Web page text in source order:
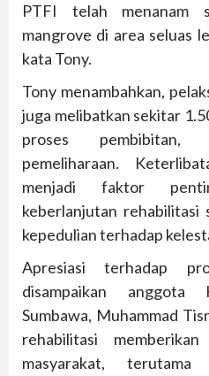
PTFI telah
mangrove di area seluas
kata Tony.
Tony menambahkan,
juga melibatkan sekitar
proses pembibitan,
pemeliharaan.
menjadi faktor
keberlanjutan rehabilitasi
kepedulian terhadap
Apresiasi terhadap
disampaikan anggota
Sumbawa, Muhammad
rehabilitasi
masyarakat, terutama